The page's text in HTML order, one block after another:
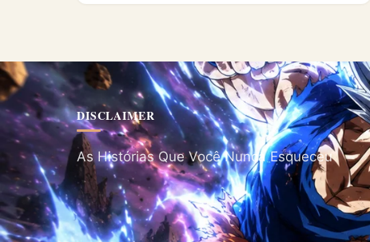
DISCLAIMER
As Histórias Que Você Nunca Esqueceu